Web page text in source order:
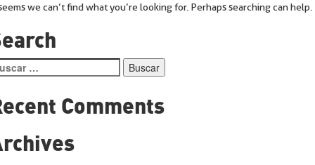
we can’t find what you’re looking for. Perhaps searching can help.
Comments